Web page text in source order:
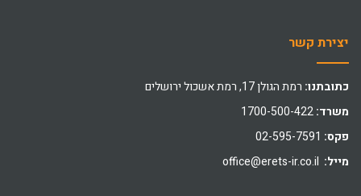
יצירת קשר
כתובתנו: רמת הגולן 17, רמת אשכול ירושלים
משרד:
פקס:
מייל: office@erets-ir.co.il